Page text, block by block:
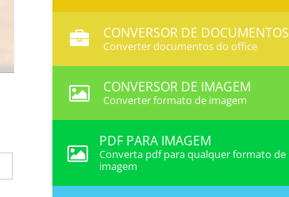
CONVERSOR DE DOCUMENTOS
Converter documentos do office
CONVERSOR DE IMAGEM
Converter formato de imagem
PDF PARA IMAGEM
Converta pdf para qualquer formato de
imagem